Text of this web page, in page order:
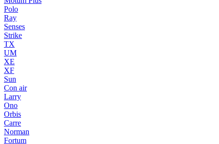
Polo
Ray
Senses
Strike
TX
UM
XE
XF
Sun
Con air
Larry
Ono
Orbis
Carre
Norman
Fortum